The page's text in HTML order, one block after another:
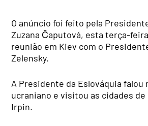
O anúncio foi feito pela
Zuzana Čaputová, esta terça-
reunião em Kiev com o
Zelensky.
A Presidente da Eslováquia falou
ucraniano e visitou as cidades de
Irpin.